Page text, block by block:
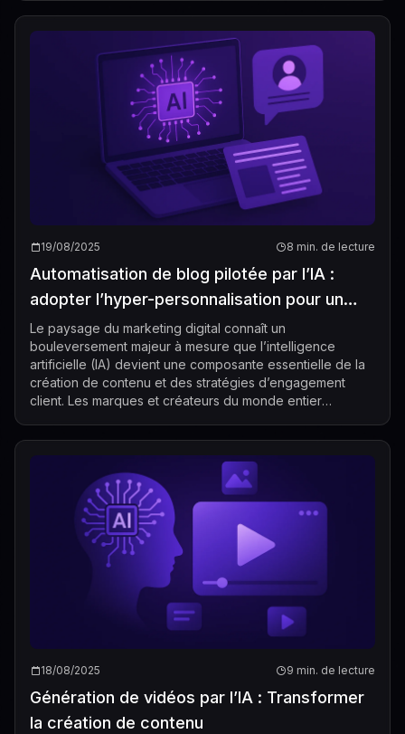
19/08/2025 8 min. de lecture
Automatisation de blog pilotée par l’IA :
adopter l’hyper-personnalisation pour un
engagement renforcé
Le paysage du marketing digital connaît un
bouleversement majeur à mesure que l’intelligence
artificielle (IA) devient une composante essentielle de la
création de contenu et des stratégies d’engagement
client. Les marques et créateurs du monde entier
18/08/2025 9 min. de lecture
Génération de vidéos par l’IA : Transformer
la création de contenu